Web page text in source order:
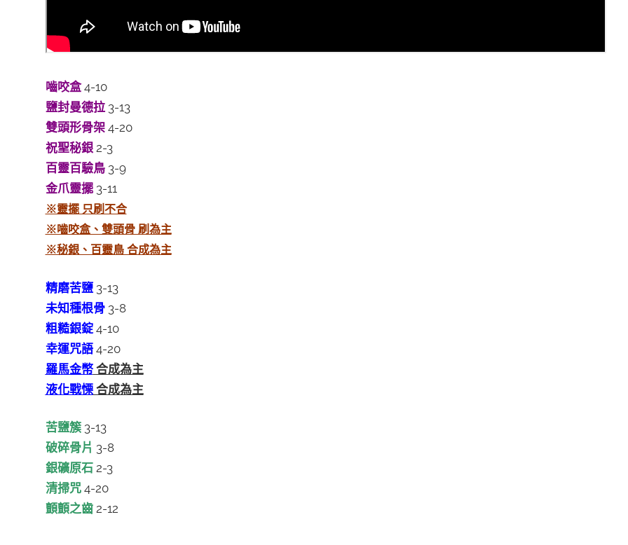
嚙咬盒4-10
鹽封曼德拉3-13
雙頭形骨架4-20
祝聖秘銀2-3
百靈百驗鳥3-9
金爪靈擺 3-11
※靈擺 只刷不合
※嚙咬盒、雙頭骨 刷為主
※秘銀、百靈鳥 合成為主
精磨苦鹽3-13
未知種根骨3-8
粗糙銀錠4-10
幸運咒語 4-20
羅馬金幣合成為主
液化戰慄合成為主
苦鹽簇3-13
破碎骨片 3-8
銀礦原石2-3
清掃咒4-20
顫顫之齒2-12